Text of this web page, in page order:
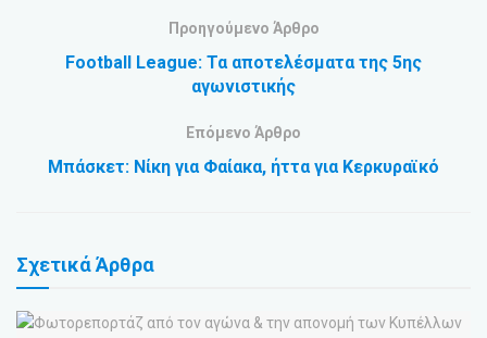
Προηγούμενο Άρθρο
Football League: Τα αποτελέσματα της 5ης
αγωνιστικής
Επόμενο Άρθρο
Μπάσκετ: Νίκη για Φαίακα, ήττα για Κερκυραϊκό
ΣχετικάΆρθρα